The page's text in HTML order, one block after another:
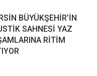
BÜYÜKŞEHİR’İN
SAHNESİ YAZ
RİTİM